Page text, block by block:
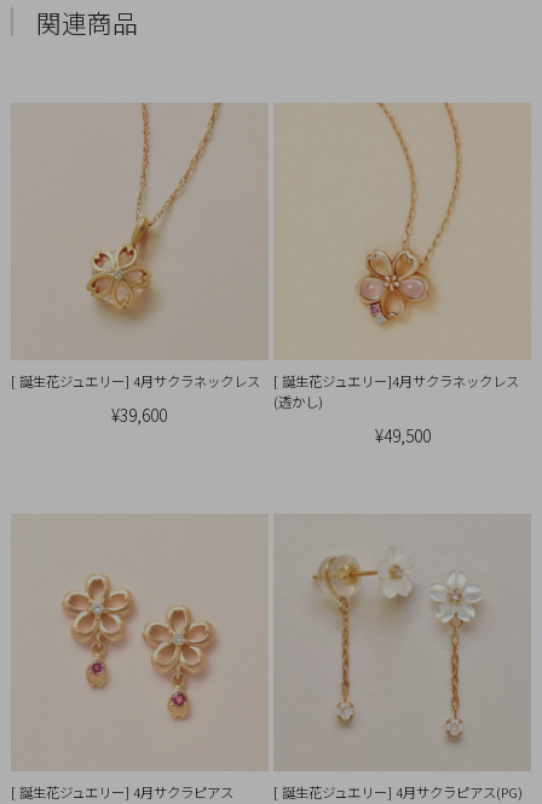
関連商品
[ 誕生花ジュエリー] 4月サクラネックレス
¥39,600
[ 誕生花ジュエリー]4月サクラネックレス
(透かし)
¥49,500
[ 誕生花ジュエリー] 4月サクラピアス [ 誕生花ジュエリー] 4月サクラピアス(PG)
づ